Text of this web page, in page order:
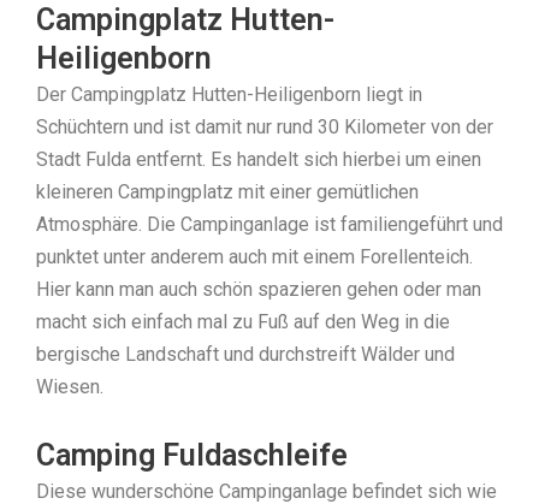
Campingplatz Hutten-
Heiligenborn
Der Campingplatz Hutten-Heiligenborn liegt in
Schüchtern und ist damit nur rund 30 Kilometer von der
Stadt Fulda entfernt. Es handelt sich hierbei um einen
kleineren Campingplatz mit einer gemütlichen
Atmosphäre. Die Campinganlage ist familiengeführt und
punktet unter anderem auch mit einem Forellenteich.
Hier kann man auch schön spazieren gehen oder man
macht sich einfach mal zu Fuß auf den Weg in die
bergische Landschaft und durchstreift Wälder und
Wiesen.
Camping Fuldaschleife
Diese wunderschöne Campinganlage befindet sich wie